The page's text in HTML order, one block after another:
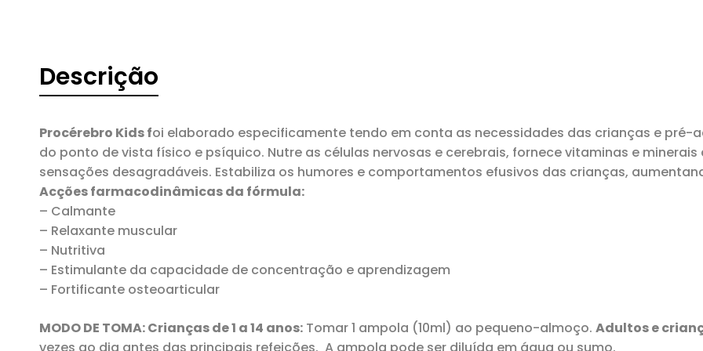
Descrição
Procérebro Kids foi elaborado especificamente tendo em conta as necessidades das crianças e pré-
do ponto de vista físico e psíquico. Nutre as células nervosas e cerebrais, fornece vitaminas e
sensações desagradáveis. Estabiliza os humores e comportamentos efusivos das crianças,
Acções farmacodinâmicas da fórmula:
– Calmante
– Relaxante muscular
– Nutritiva
– Estimulante da capacidade de concentração e aprendizagem
– Fortificante osteoarticular
MODO DE TOMA:Crianças de 1 a 14 anos: Tomar 1 ampola (10ml) ao pequeno-almoço. Adultos e